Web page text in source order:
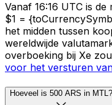
Vanaf 16:16 UTC is
$1 =
het midden tussen
wereldwijde
overboeking bij Xe
voor het versturen
Hoeveel is 500 ARS in MTL?